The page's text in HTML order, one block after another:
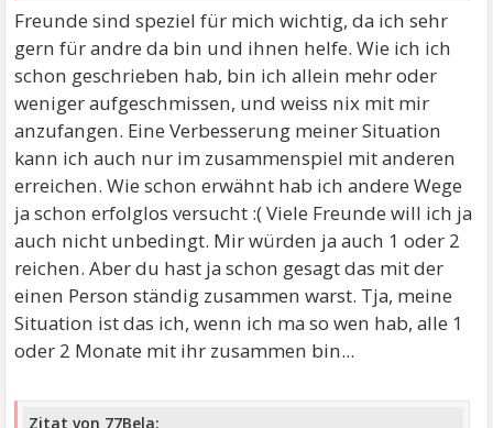
Freunde sind speziel für mich wichtig, da ich sehr
gern für andre da bin und ihnen helfe. Wie ich ich
schon geschrieben hab, bin ich allein mehr oder
weniger aufgeschmissen, und weiss nix mit mir
anzufangen. Eine Verbesserung meiner Situation
kann ich auch nur im zusammenspiel mit anderen
erreichen. Wie schon erwähnt hab ich andere Wege
ja schon erfolglos versucht :( Viele Freunde will ich ja
auch nicht unbedingt. Mir würden ja auch 1 oder 2
reichen. Aber du hast ja schon gesagt das mit der
einen Person ständig zusammen warst. Tja, meine
Situation ist das ich, wenn ich ma so wen hab, alle 1
oder 2 Monate mit ihr zusammen bin...
Zitat von 77Bela: